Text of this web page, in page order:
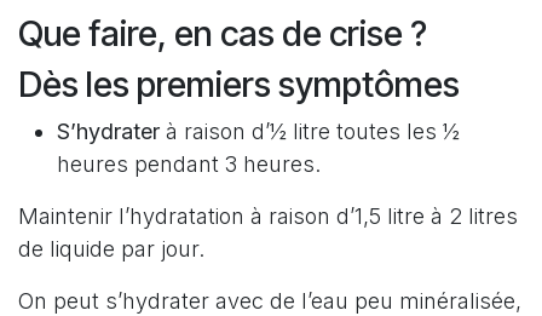
Que faire, en cas de crise ?
Dès les premiers symptômes
S’hydrater à raison d’½ litre toutes les ½
heures pendant 3 heures.
Maintenir l’hydratation à raison d’1,5 litre à 2 litres
de liquide par jour.
On peut s’hydrater avec de l’eau peu minéralisée,